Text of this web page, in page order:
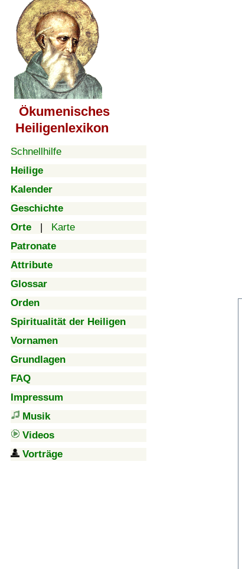
Ökumenisches
Heiligenlexikon
Schnellhilfe
Heilige
Kalender
Geschichte
Orte | Karte
Patronate
Attribute
Glossar
Orden
Spiritualität der Heiligen
Vornamen
Grundlagen
FAQ
Impressum
Musik
Videos
Vorträge